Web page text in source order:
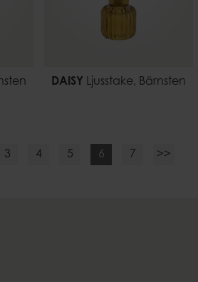
DAISY Ljusstake, Bärnsten
3 4 5 6 7 >>